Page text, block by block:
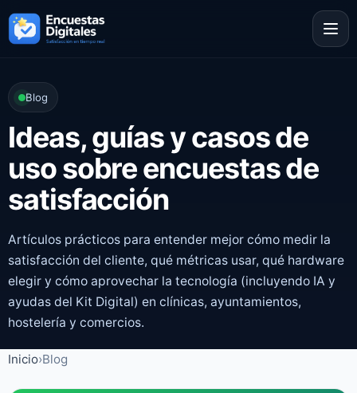
Blog
Ideas, guías y casos de
uso sobre encuestas de
satisfacción
Artículos prácticos para entender mejor cómo medir la
satisfacción del cliente, qué métricas usar, qué hardware
elegir y cómo aprovechar la tecnología (incluyendo IA y
ayudas del Kit Digital) en clínicas, ayuntamientos,
hostelería y comercios.
Inicio›Blog